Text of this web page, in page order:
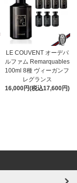
LE COUVENT オーデパ
ルファム Remarquables
100ml 8種 ヴィーガンフ
レグランス
16,000円(税込17,600円)